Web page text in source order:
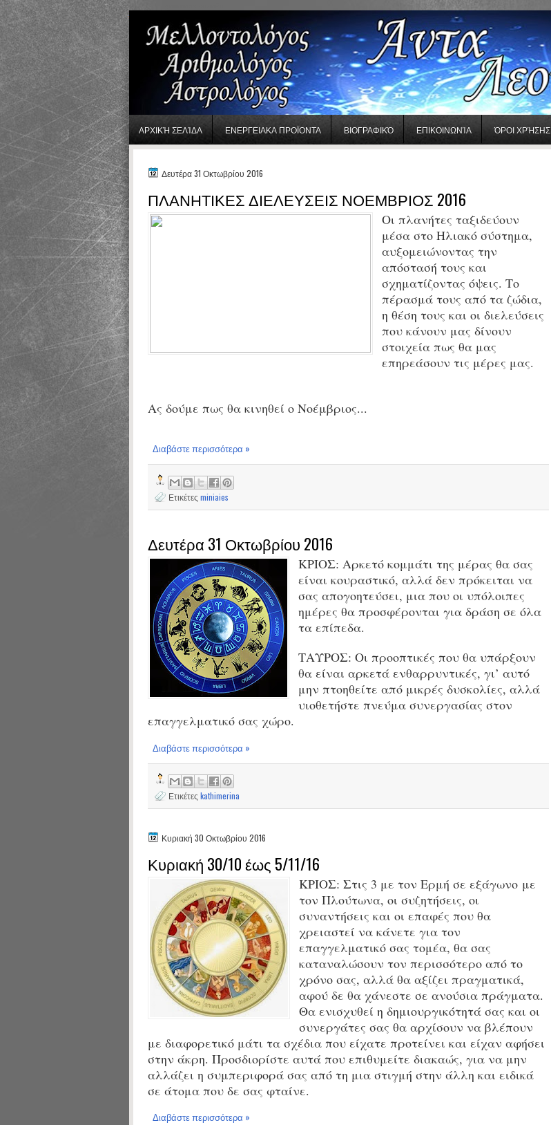
ΑΡΧΙΚΉ ΣΕΛΊΔΑ ΕΝΕΡΓΕΙΑΚΑ ΠΡΟΪΟΝΤΑ ΒΙΟΓΡΑΦΙΚΌ ΕΠΙΚΟΙΝΩΝΊΑ ΌΡΟΙ ΧΡΉΣΗΣ
Δευτέρα 31 Οκτωβρίου 2016
ΠΛΑΝΗΤΙΚΕΣ ΔΙΕΛΕΥΣΕΙΣ ΝΟΕΜΒΡΙΟΣ 2016
Οι πλανήτες ταξιδεύουν
μέσα στο Ηλιακό σύστημα,
αυξομειώνοντας την
απόστασή τους και
σχηματίζοντας όψεις. Το
πέρασμά τους από τα ζώδια,
η θέση τους και οι διελεύσεις
που κάνουν μας δίνουν
στοιχεία πως θα μας
επηρεάσουν τις μέρες μας.
Ας δούμε πως θα κινηθεί ο Νοέμβριος...
Διαβάστε περισσότερα »
Ετικέτες miniaies
Δευτέρα 31 Οκτωβρίου 2016
ΚΡΙΟΣ: Αρκετό κομμάτι της μέρας θα σας
είναι κουραστικό, αλλά δεν πρόκειται να
σας απογοητεύσει, μια που οι υπόλοιπες
ημέρες θα προσφέρονται για δράση σε όλα
τα επίπεδα.
ΤΑΥΡΟΣ: Οι προοπτικές που θα υπάρξουν
θα είναι αρκετά ενθαρρυντικές, γι’ αυτό
μην πτοηθείτε από μικρές δυσκολίες, αλλά
υιοθετήστε πνεύμα συνεργασίας στον
επαγγελματικό σας χώρο.
Διαβάστε περισσότερα »
Ετικέτες kathimerina
Κυριακή 30 Οκτωβρίου 2016
Κυριακή 30/10 έως 5/11/16
ΚΡΙΟΣ: Στις 3 με τον Ερμή σε εξάγωνο με
τον Πλούτωνα, οι συζητήσεις, οι
συναντήσεις και οι επαφές που θα
χρειαστεί να κάνετε για τον
επαγγελματικό σας τομέα, θα σας
καταναλώσουν τον περισσότερο από το
χρόνο σας, αλλά θα αξίζει πραγματικά,
αφού δε θα χάνεστε σε ανούσια πράγματα.
Θα ενισχυθεί η δημιουργικότητά σας και οι
συνεργάτες σας θα αρχίσουν να βλέπουν
με διαφορετικό μάτι τα σχέδια που είχατε προτείνει και είχαν αφήσει
στην άκρη. Προσδιορίστε αυτά που επιθυμείτε διακαώς, για να μην
αλλάζει η συμπεριφορά σας από τη μια στιγμή στην άλλη και ειδικά
σε άτομα που δε σας φταίνε.
Διαβάστε περισσότερα »